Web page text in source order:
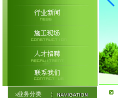
业务分类